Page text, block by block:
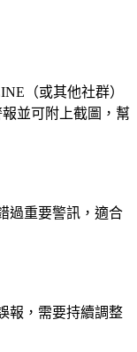
（或其他社群）
並可附上截圖，幫
過重要警訊，適合
報，需要持續調整